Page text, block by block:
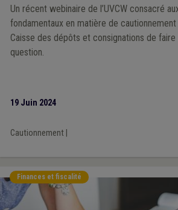
Un récent webinaire de l’UVCW consacré
fondamentaux en matière de
Caisse des dépôts et consignations de faire
question.
19 Juin 2024
Cautionnement|
Finances et fiscalité